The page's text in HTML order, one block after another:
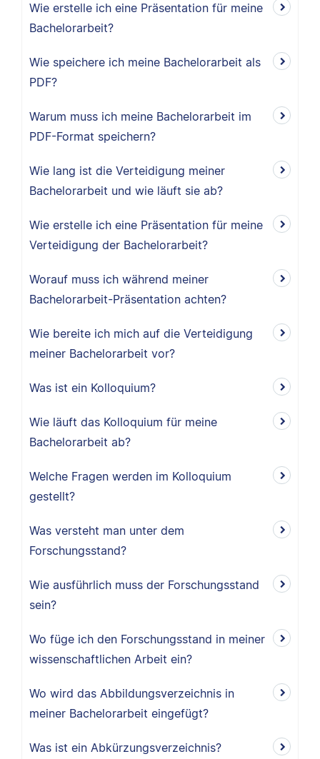
Wie erstelle ich eine Präsentation für meine
Bachelorarbeit?
Wie speichere ich meine Bachelorarbeit als
PDF?
Warum muss ich meine Bachelorarbeit im
PDF-Format speichern?
Wie lang ist die Verteidigung meiner
Bachelorarbeit und wie läuft sie ab?
Wie erstelle ich eine Präsentation für meine
Verteidigung der Bachelorarbeit?
Worauf muss ich während meiner
Bachelorarbeit-Präsentation achten?
Wie bereite ich mich auf die Verteidigung
meiner Bachelorarbeit vor?
Was ist ein Kolloquium?
Wie läuft das Kolloquium für meine
Bachelorarbeit ab?
Welche Fragen werden im Kolloquium
gestellt?
Was versteht man unter dem
Forschungsstand?
Wie ausführlich muss der Forschungsstand
sein?
Wo füge ich den Forschungsstand in meiner
wissenschaftlichen Arbeit ein?
Wo wird das Abbildungsverzeichnis in
meiner Bachelorarbeit eingefügt?
Was ist ein Abkürzungsverzeichnis?